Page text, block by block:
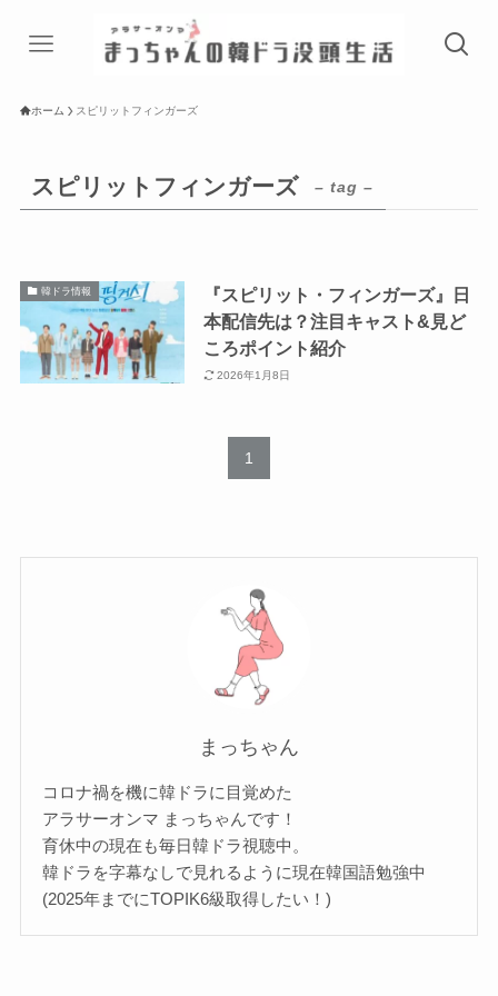
ホーム スピリットフィンガーズ
スピリットフィンガーズ – tag –
韓ドラ情報
『スピリット・フィンガーズ』日
本配信先は？注目キャスト&見ど
ころポイント紹介
2026年1月8日
1
まっちゃん
コロナ禍を機に韓ドラに目覚めた
アラサーオンマ まっちゃんです！
育休中の現在も毎日韓ドラ視聴中。
韓ドラを字幕なしで見れるように現在韓国語勉強中
(2025年までにTOPIK6級取得したい！)